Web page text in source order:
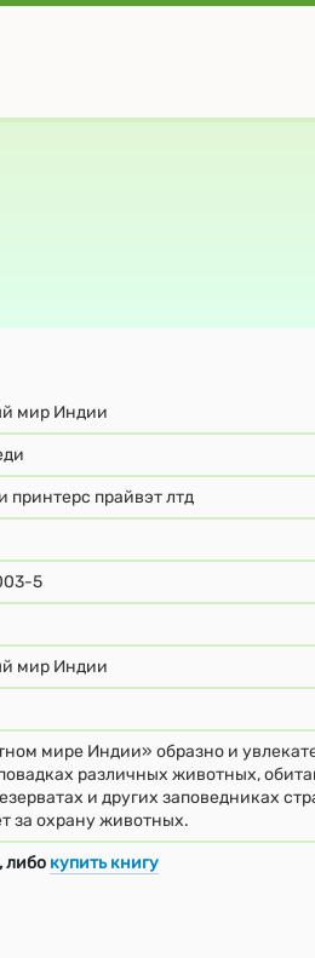
мир Индии
принтерс прайвэт лтд
5
мир Индии
мире Индии» образно и
различных животных,
и других заповедниках
за охрану животных.
либо купить книгу